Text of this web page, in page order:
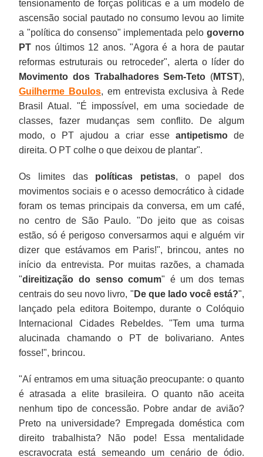
tensionamento de forças políticas e a um modelo de
ascensão social pautado no consumo levou ao limite
a "política do consenso" implementada pelo governo
PT nos últimos 12 anos. "Agora é a hora de pautar
reformas estruturais ou retroceder", alerta o líder do
Movimento dos Trabalhadores Sem-Teto (MTST),
Guilherme Boulos, em entrevista exclusiva à Rede
Brasil Atual. "É impossível, em uma sociedade de
classes, fazer mudanças sem conflito. De algum
modo, o PT ajudou a criar esse antipetismode
direita. O PT colhe o que deixou de plantar".
Os limites das políticas petistas, o papel dos
movimentos sociais e o acesso democrático à cidade
foram os temas principais da conversa, em um café,
no centro de São Paulo. "Do jeito que as coisas
estão, só é perigoso conversarmos aqui e alguém vir
dizer que estávamos em Paris!", brincou, antes no
início da entrevista. Por muitas razões, a chamada
"direitização do senso comum" é um dos temas
centrais do seu novo livro, " De que lado você está?",
lançado pela editora Boitempo, durante o Colóquio
Internacional Cidades Rebeldes. "Tem uma turma
alucinada chamando o PT de bolivariano. Antes
fosse!", brincou.
"Aí entramos em uma situação preocupante: o quanto
é atrasada a elite brasileira. O quanto não aceita
nenhum tipo de concessão. Pobre andar de avião?
Preto na universidade? Empregada doméstica com
direito trabalhista? Não pode! Essa mentalidade
escravocrata está semeando um cenário de ódio.